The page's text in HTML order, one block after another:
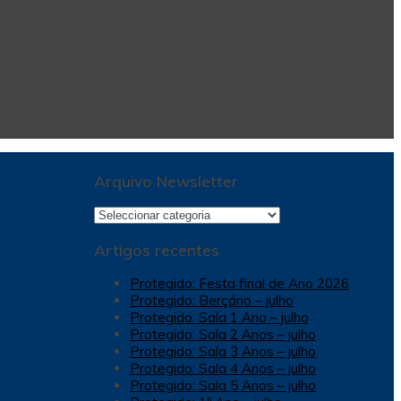
Arquivo Newsletter
Arquivo
Artigos recentes
Protegido: Festa final de Ano 2026
Protegido: Berçário – julho
Protegido: Sala 1 Ano – julho
Protegido: Sala 2 Anos – julho
Protegido: Sala 3 Anos – julho
Protegido: Sala 4 Anos – julho
Protegido: Sala 5 Anos – julho